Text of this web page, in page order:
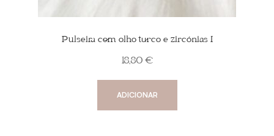
Pulseira com olho turco e zircónias I
18,80 €
ADICIONAR